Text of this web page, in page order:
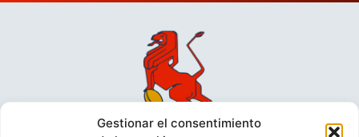
Gestionar el consentimiento